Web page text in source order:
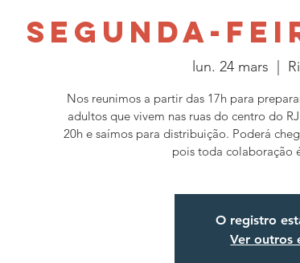
SEGUNDA-
lun. 24 mars
Nos reunimos a partir das 17h para
adultos que vivem nas ruas do centro do
20h e saímos para distribuição. Poderá
O registro
Ver outros